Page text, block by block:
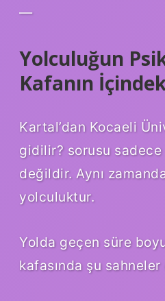
—
Yolculuğun
Kafanın
Kartal’dan Kocaeli
gidilir? sorusu
değildir. Aynı
yolculuktur.
Yolda geçen süre
kafasında şu sahneler